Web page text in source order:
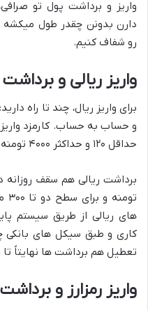
واریز و برداشت پول تو
دارن بدونن چقدر طول میکشه
رو شفاف کنیم.
واریز ریالی و برداشت
برای واریز ریال، چند تا راه
حداقل ۱۲۰ و حداکثر ۴۰۰۰ تومنه که شاپرک از مبلغتون کم می کنه.
های ریالی از طریق سیستم
کاری و طبق سیکل های
تعطیل هم برداشت ها نهایتاً تا ساعت ۱۵ روز کاری بعد
واریز رمزارز و برداشت